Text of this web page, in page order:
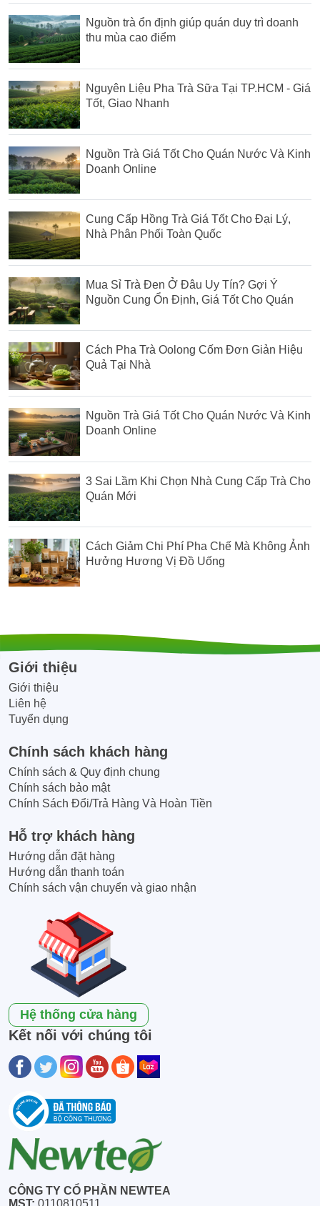
Nguồn trà ổn định giúp quán duy trì doanh
thu mùa cao điểm
Nguyên Liệu Pha Trà Sữa Tại TP.HCM - Giá
Tốt, Giao Nhanh
Nguồn Trà Giá Tốt Cho Quán Nước Và Kinh
Doanh Online
Cung Cấp Hồng Trà Giá Tốt Cho Đại Lý,
Nhà Phân Phối Toàn Quốc
Mua Sỉ Trà Đen Ở Đâu Uy Tín? Gợi Ý
Nguồn Cung Ổn Định, Giá Tốt Cho Quán
Cách Pha Trà Oolong Cốm Đơn Giản Hiệu
Quả Tại Nhà
Nguồn Trà Giá Tốt Cho Quán Nước Và Kinh
Doanh Online
3 Sai Lầm Khi Chọn Nhà Cung Cấp Trà Cho
Quán Mới
Cách Giảm Chi Phí Pha Chế Mà Không Ảnh
Hưởng Hương Vị Đồ Uống
Giới thiệu
Giới thiệu
Liên hệ
Tuyển dụng
Chính sách khách hàng
Chính sách & Quy định chung
Chính sách bảo mật
Chính Sách Đổi/Trả Hàng Và Hoàn Tiền
Hỗ trợ khách hàng
Hướng dẫn đặt hàng
Hướng dẫn thanh toán
Chính sách vận chuyển và giao nhận
Hệ thống cửa hàng
Kết nối với chúng tôi
CÔNG TY CỔ PHẦN NEWTEA
MST: 0110810511